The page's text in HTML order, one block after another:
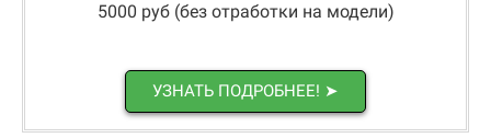
5000 руб (без отработки на модели)
УЗНАТЬ ПОДРОБНЕЕ! ➤